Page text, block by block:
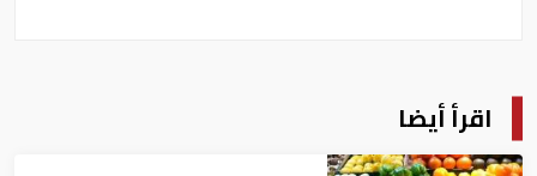
اقرأ أيضا